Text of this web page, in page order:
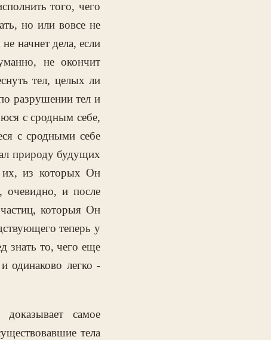
того, чего
но или вовсе не
начнет дела, если
не окончит
тел, целых ли
разрушении тел и
с сродным себе,
с сродными себе
природу будущих
их, из которых Он
очевидно, и после
которыя Он
теперь у
знать то, чего еще
одинаково легко -
самое
тела